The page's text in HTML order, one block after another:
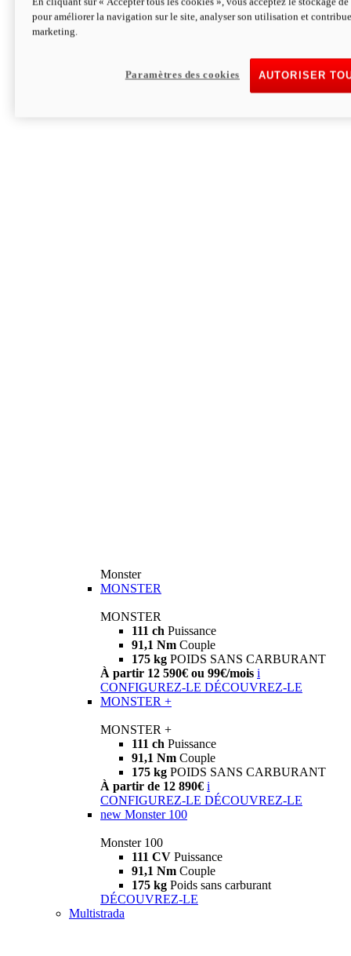
Hypermotard V2 SP 100
Découvrez-le
Monster
MONSTER
MONSTER
111 ch Puissance
91,1 Nm Couple
175 kg POIDS SANS CARBURANT
À partir 12 590€ ou 99€/mois i
CONFIGUREZ-LE DÉCOUVREZ-LE
MONSTER +
MONSTER +
111 ch Puissance
91,1 Nm Couple
175 kg POIDS SANS CARBURANT
À partir de 12 890€ i
CONFIGUREZ-LE DÉCOUVREZ-LE
new Monster 100
Monster 100
111 CV Puissance
91,1 Nm Couple
175 kg Poids sans carburant
DÉCOUVREZ-LE
Multistrada
pour améliorer la navigation sur le site, analyser son utilisation et
marketing.
AUTORISER
Paramètres des cookies